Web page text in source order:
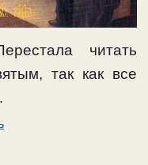
читать
так как все